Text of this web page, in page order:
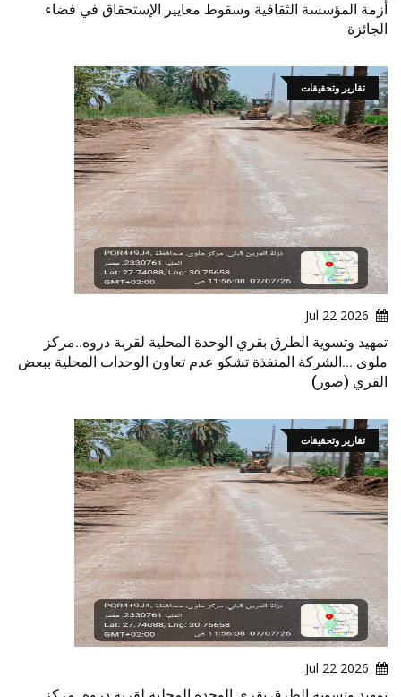
أزمة المؤسسة الثقافية وسقوط معايير الإستحقاق في فضاء
الجائزة
تقارير وتحقيقات
2026 Jul 22
تمهيد وتسوية الطرق بقري الوحدة المحلية لقربة دروه..مركز
ملوى ...الشركة المنفذة تشكو عدم تعاون الوحدات المحلية ببعض
القري (صور)
تقارير وتحقيقات
2026 Jul 22